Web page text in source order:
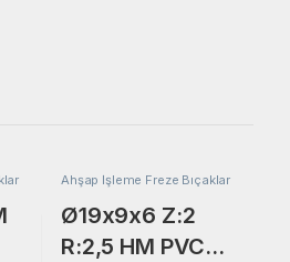
Ahşap İşleme Freze Bıçaklar
Ø19x9x6 Z:2
R:2,5 HM PVC